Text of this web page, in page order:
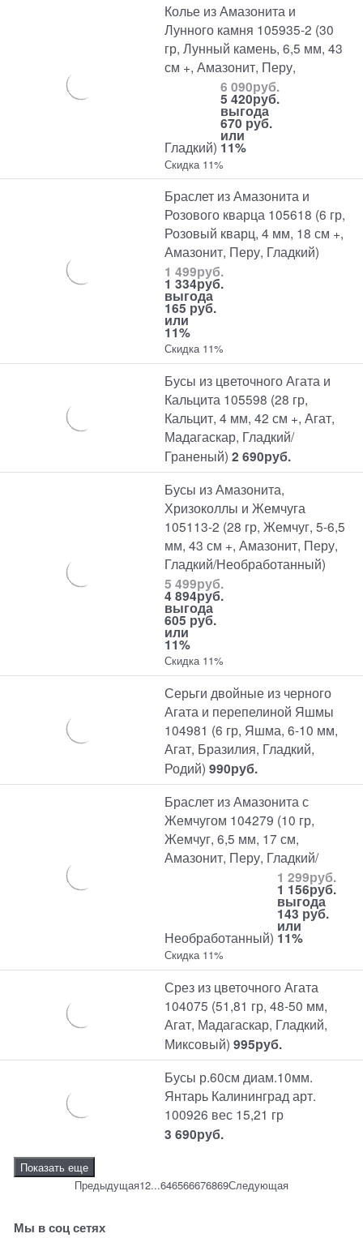
Колье из Амазонита и
Лунного камня 105935-2 (30
гр, Лунный камень, 6,5 мм, 43
см +, Амазонит, Перу,
Гладкий)
6 090руб.
5 420руб.
выгода
670 руб.
или
11%
Скидка 11%
Браслет из Амазонита и
Розового кварца 105618 (6 гр,
Розовый кварц, 4 мм, 18 см +,
Амазонит, Перу, Гладкий)
1 499руб.
1 334руб.
выгода
165 руб.
или
11%
Скидка 11%
Бусы из цветочного Агата и
Кальцита 105598 (28 гр,
Кальцит, 4 мм, 42 см +, Агат,
Мадагаскар, Гладкий/
Граненый) 2 690руб.
Бусы из Амазонита,
Хризоколлы и Жемчуга
105113-2 (28 гр, Жемчуг, 5-6,5
мм, 43 см +, Амазонит, Перу,
Гладкий/Необработанный)
5 499руб.
4 894руб.
выгода
605 руб.
или
11%
Скидка 11%
Серьги двойные из черного
Агата и перепелиной Яшмы
104981 (6 гр, Яшма, 6-10 мм,
Агат, Бразилия, Гладкий,
Родий) 990руб.
Браслет из Амазонита с
Жемчугом 104279 (10 гр,
Жемчуг, 6,5 мм, 17 см,
Амазонит, Перу, Гладкий/
Необработанный)
1 299руб.
1 156руб.
выгода
143 руб.
или
11%
Скидка 11%
Срез из цветочного Агата
104075 (51,81 гр, 48-50 мм,
Агат, Мадагаскар, Гладкий,
Миксовый) 995руб.
Бусы р.60см диам.10мм.
Янтарь Калининград арт.
100926 вес 15,21 гр
3 690руб.
Показать еще
Предыдущая12...646566676869Следующая
Мы в соц сетях